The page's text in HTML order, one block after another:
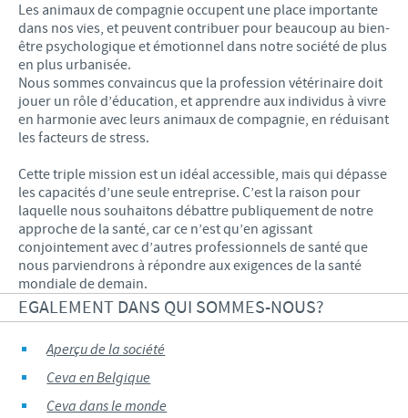
Les animaux de compagnie occupent une place importante
dans nos vies, et peuvent contribuer pour beaucoup au bien-
être psychologique et émotionnel dans notre société de plus
en plus urbanisée.
Nous sommes convaincus que la profession vétérinaire doit
jouer un rôle d’éducation, et apprendre aux individus à vivre
en harmonie avec leurs animaux de compagnie, en réduisant
les facteurs de stress.
Cette triple mission est un idéal accessible, mais qui dépasse
les capacités d’une seule entreprise. C’est la raison pour
laquelle nous souhaitons débattre publiquement de notre
approche de la santé, car ce n’est qu’en agissant
conjointement avec d’autres professionnels de santé que
nous parviendrons à répondre aux exigences de la santé
mondiale de demain.
EGALEMENT DANS QUI SOMMES-NOUS?
Aperçu de la société
Ceva en Belgique
Ceva dans le monde